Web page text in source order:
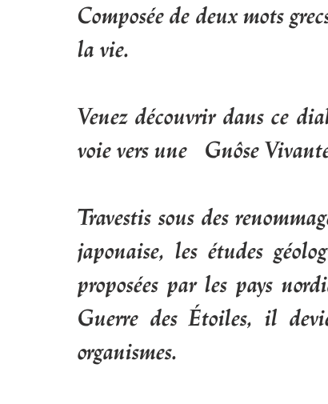
Composée de deux mots
la vie.
Venez découvrir dans ce
voie vers une Gnôse
Travestis sous des
japonaise, les études
proposées par les pays
Guerre des Étoiles, il
organismes.